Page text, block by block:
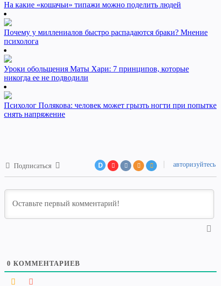
На какие «кошачьи» типажи можно поделить людей
Почему у миллениалов быстро распадаются браки? Мнение
психолога
Уроки обольщения Маты Хари: 7 принципов, которые
никогда ее не подводили
Психолог Полякова: человек может грызть ногти при попытке
снять напряжение
Подписаться D авторизуйтесь
0 КОММЕНТАРИЕВ